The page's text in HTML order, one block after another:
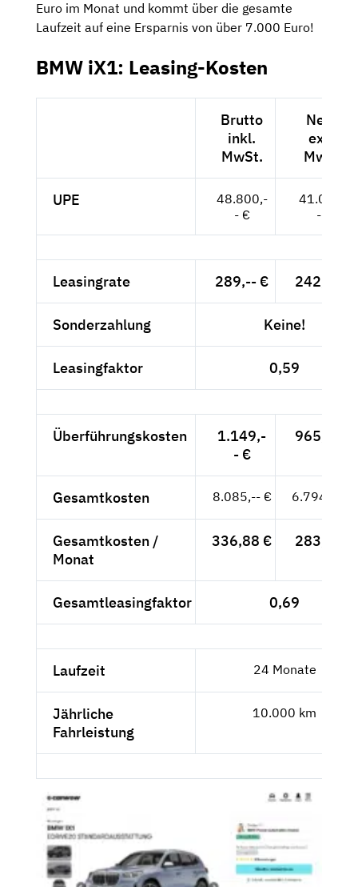
Euro im Monat und kommt über die gesamte
Laufzeit auf eine Ersparnis von über 7.000 Euro!
BMW iX1: Leasing-Kosten
Brutto
inkl.
MwSt.
Netto
exkl.
MwSt.
UPE
48.800,-
- €
41.008,-
- €
Leasingrate 289,-- € 242,86 €
Sonderzahlung Keine!
Leasingfaktor 0,59
Überführungskosten
1.149,-
- €
965,55 €
Gesamtkosten 8.085,-- € 6.794,12 €
Gesamtkosten /
Monat
336,88 € 283,09 €
Gesamtleasingfaktor 0,69
Laufzeit 24 Monate
Jährliche
Fahrleistung
10.000 km